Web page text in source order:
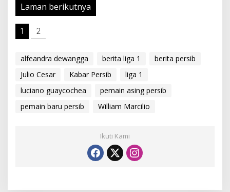
Laman berikutnya
1 2
alfeandra dewangga berita liga 1
berita persib
Julio Cesar
Kabar Persib
liga 1
luciano guaycochea
pemain asing persib
pemain baru persib
William Marcilio
Ikuti Kami